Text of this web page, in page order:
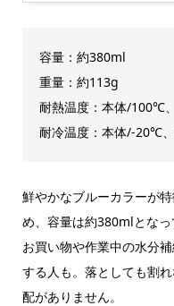
容量：約380ml
重量：約113g
耐熱温度：本体/100℃
耐冷温度：本体/-20℃
鮮やかなブルーカラーが
め、容量は約380mlとなっ
お買い物や作業中の水分
する人も。落としても割
配がありません。